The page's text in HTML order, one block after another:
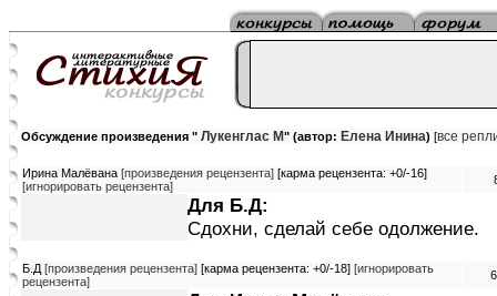
Обсуждение произведения " Лукенглас М" (автор: Елена Инина) [все
Ирина Малёвана [произведения рецензента] [карма рецензента: +0/-16]
[игнорировать рецензента]
Для Б.Д:
Сдохни, сделай себе одолжение.
Б.Д [произведения рецензента] [карма рецензента: +0/-18] [игнорировать
рецензента]